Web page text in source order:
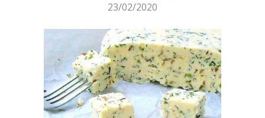
23/02/2020